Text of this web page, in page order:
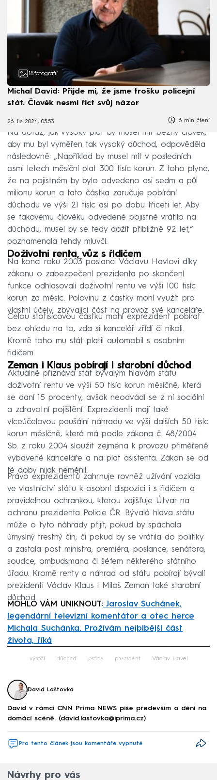
18 fotografií
Michal David: Přijde mi, že jsme trošku policejní
stát. Člověk nesmí říct svůj názor
26. lis 2024, 05:53 6 min čtení
Na dotaz, jak vysoký plat by musel mít běžný člověk,
aby mu byl vyměřen tak vysoký důchod, odpověděla
následovně: „Například by musel mít v posledních
osmi letech měsíční plat 300 tisíc korun. Z toho plyne,
že na pojistném by bylo odvedeno asi sedm a půl
milionu korun a tato částka zaručuje pobírání
důchodu ve výši 21 tisíc asi po dobu třiceti let. Aby
se takovému člověku odvedené pojistné vrátilo na
důchodu, musel by se tedy dožít přibližně 92 let,“
poznamenala tehdy mluvčí.
Doživotní renta, vůz s řidičem
Na konci roku 2003 poslanci Václavu Havlovi díky
zákonu o zabezpečení prezidenta po skončení
funkce odhlasovali doživotní rentu ve výši 100 tisíc
korun za měsíc. Polovinu z částky mohl využít pro
vlastní účely, zbývající část na provoz své kanceláře.
Celou stotisícovou částku mohl exprezident pobírat
bez ohledu na to, zda si kancelář zřídí či nikoli.
Kromě toho mu stát platil automobil s osobním
řidičem.
Zeman i Klaus pobírají i starobní důchod
Aktuálně přiznává stát bývalým hlavám státu
doživotní rentu ve výši 50 tisíc korun měsíčně, která
se daní 15 procenty, avšak neodvádí se z ní sociální
a zdravotní pojištění. Exprezidenti mají také
víceúčelovou paušální náhradu ve výši dalších 50 tisíc
korun měsíčně, která má podle zákona č. 48/2004
Sb. z roku 2004 sloužit zejména k provozu přiměřeně
vybavené kanceláře a na plat asistenta. Zákon se od
té doby nijak neměnil.
Právo exprezidentů zahrnuje rovněž užívání vozidla
ve vlastnictví státu k osobní dispozici i s řidičem a
pravidelnou ochrankou, kterou zajišťuje Útvar na
ochranu prezidenta Policie ČR. Bývalá hlava státu
může o tyto náhrady přijít, pokud by spáchala
úmyslný trestný čin, či pokud by se vrátila do politiky
a zastala post ministra, premiéra, poslance, senátora,
soudce, ombudsmana či šéfem některého státního
úřadu. Kromě renty a náhrad od státu pobírají bývalí
prezidenti Václav Klaus i Miloš Zeman také starobní
důchod.
MOHLO VÁM UNIKNOUT: Jaroslav Suchánek,
legendární televizní komentátor a otec herce
Michala Suchánka. Prožívám nejblbější část
života, říká
Failed to fetch
výročí důchod práce prezident Václav Havel
David Laštovka
David v rámci CNN Prima NEWS píše především o dění na
domácí scéně. (david.lastovka@iprima.cz)
Pro tento článek jsou komentáře vypnuté
Návrhy pro vás